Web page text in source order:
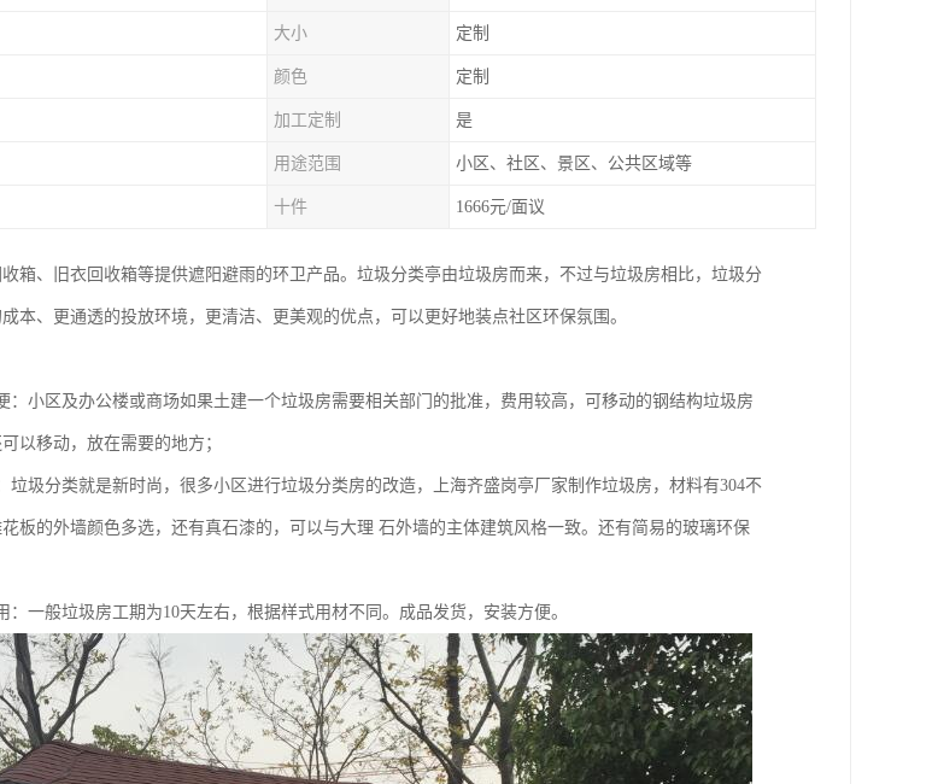
大小 定制
颜色 定制
加工定制 是
用途范围 小区、社区、景区、公共区域等
十件 1666元/面议
箱、旧衣回收箱等提供遮阳避雨的环卫产品。垃圾分类亭由垃圾房而来，不过与垃圾房相比，垃圾分
本、更通透的投放环境，更清洁、更美观的优点，可以更好地装点社区环保氛围。
：小区及办公楼或商场如果土建一个垃圾房需要相关部门的批准，费用较高，可移动的钢结构垃圾房
以移动，放在需要的地方；
垃圾分类就是新时尚，很多小区进行垃圾分类房的改造，上海齐盛岗亭厂家制作垃圾房，材料有304不
板的外墙颜色多选，还有真石漆的，可以与大理 石外墙的主体建筑风格一致。还有简易的玻璃环保
一般垃圾房工期为10天左右，根据样式用材不同。成品发货，安装方便。